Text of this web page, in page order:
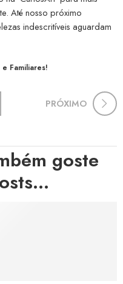
Até nosso próximo
indescritíveis aguardam
Familiares!
PRÓXIMO
goste